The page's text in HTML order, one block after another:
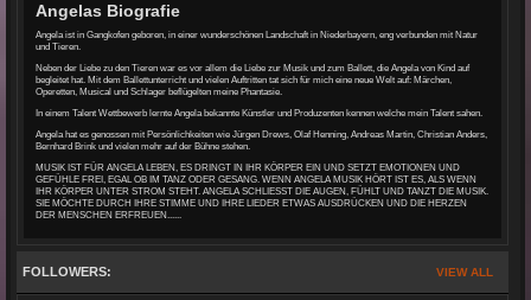
Angelas Biografie
Angela ist in Gangkofen geboren, in einer wunderschönen Landschaft in Niederbayern, eng verbunden mit Natur
und Tieren.
Neben der Liebe zu den Tieren war es vor allem die Liebe zur Musik und zum Ballett, die Angela von Kind auf
begleitet hat. Mit dem Ballettunterricht und vielen Auftritten tat sich für mich eine neue Welt auf: Märchen,
Operetten, Musical und Schlager beflügelten meine Phantasie.
In einem Talent Wettbewerb lernte Angela bekannte Künstler und Produzenten kennen welche mein Talent sahen.
Angela hat es genossen mit Persönlichkeiten wie Jürgen Drews, Olaf Henning, Andreas Martin, Christian Anders,
Bernhard Brink und vielen mehr auf der Bühne stehen.
MUSIK IST FÜR ANGELA LEBEN, ES DRINGT IN IHR KÖRPER EIN UND SETZT EMOTIONEN UND
GEFÜHLE FREI, EGAL OB IM TANZ ODER GESANG. WENN ANGELA MUSIK HÖRT IST ES, ALS WENN
IHR KÖRPER UNTER STROM STEHT. ANGELA SCHLIESST DIE AUGEN, FÜHLT UND TANZT DIE MUSIK.
SIE MÖCHTE DURCH IHRE STIMME UND IHRE LIEDER ETWAS AUSDRÜCKEN UND DIE HERZEN
DER MENSCHEN ERFREUEN......
VIEW ALL
FOLLOWERS: